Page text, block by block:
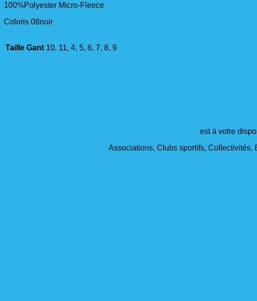
100%Polyester Micro-Fleece
Coloris 08noir
Taille Gant 10, 11, 4, 5, 6, 7, 8, 9
est à votre
Associations, Clubs sportifs, Collectivités,